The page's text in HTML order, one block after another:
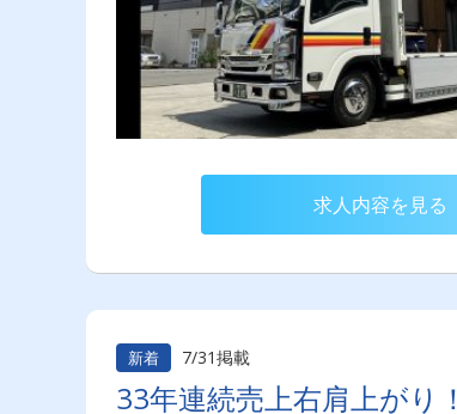
求人内容を見る
新着 7/31掲載
33年連続売上右肩上がり